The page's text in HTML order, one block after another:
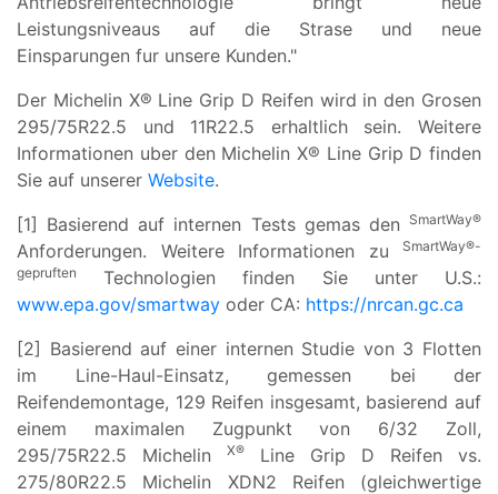
Leistungsniveaus auf die Strase und neue
Einsparungen fur unsere Kunden."
Der Michelin X® Line Grip D Reifen wird in den Grosen
295/75R22.5 und 11R22.5 erhaltlich sein. Weitere
Informationen uber den Michelin X® Line Grip D finden
Sie auf unserer Website.
[1] Basierend auf internen Tests gemas den
SmartWay®
Anforderungen. Weitere Informationen zu
SmartWay®-
gepruften
Technologien finden Sie unter U.S.:
www.epa.gov/smartway oder CA: https://nrcan.gc.ca
[2] Basierend auf einer internen Studie von 3 Flotten
im Line-Haul-Einsatz, gemessen bei der
Reifendemontage, 129 Reifen insgesamt, basierend auf
einem maximalen Zugpunkt von 6/32 Zoll,
295/75R22.5 Michelin
X®
Line Grip D Reifen vs.
275/80R22.5 Michelin XDN2 Reifen (gleichwertige